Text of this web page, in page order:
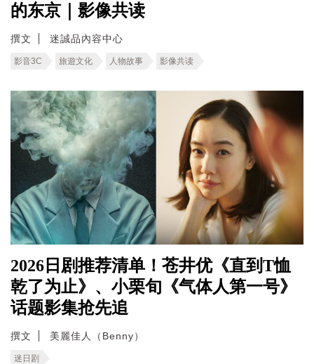
的东京｜影像共读
撰文 迷誠品內容中心
影音3C 旅遊文化 人物故事 影像共读
2026日剧推荐清单！苍井优《直到T恤
乾了为止》、小栗旬《气体人第一号》
话题影集抢先追
撰文 美麗佳人（Benny）
迷日剧